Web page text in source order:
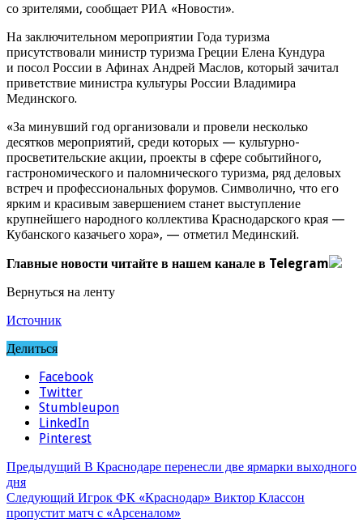
со зрителями, сообщает РИА «Новости».
На заключительном мероприятии Года туризма
присутствовали министр туризма Греции Елена Кундура
и посол России в Афинах Андрей Маслов, который зачитал
приветствие министра культуры России Владимира
Мединского.
«За минувший год организовали и провели несколько
десятков мероприятий, среди которых — культурно-
просветительские акции, проекты в сфере событийного,
гастрономического и паломнического туризма, ряд деловых
встреч и профессиональных форумов. Символично, что его
ярким и красивым завершением станет выступление
крупнейшего народного коллектива Краснодарского края —
Кубанского казачьего хора», — отметил Мединский.
Главные новости читайте в нашем канале в Telegram
Вернуться на ленту
Источник
Делиться
Facebook
Twitter
Stumbleupon
LinkedIn
Pinterest
Предыдущий В Краснодаре перенесли две ярмарки выходного
дня
Следующий Игрок ФК «Краснодар» Виктор Классон
пропустит матч с «Арсеналом»